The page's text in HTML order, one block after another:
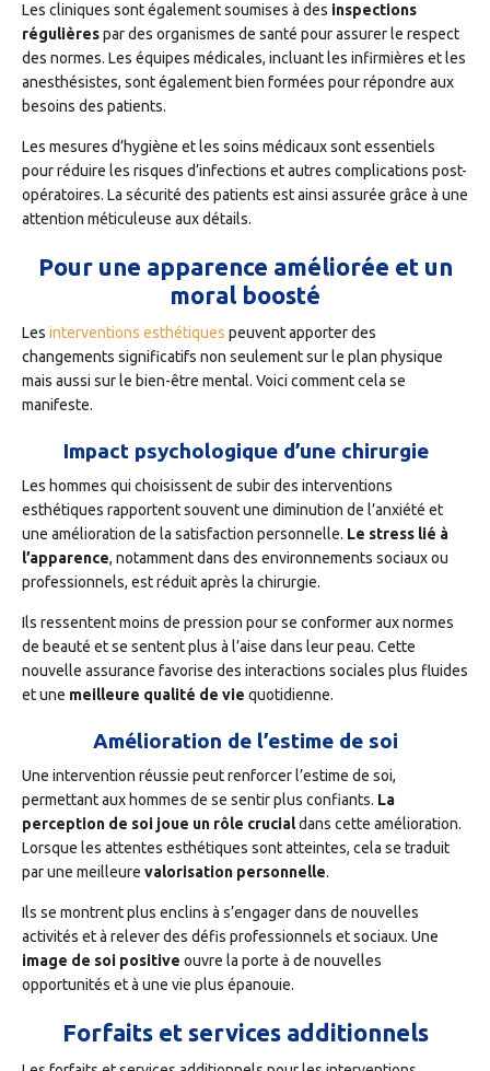
Les cliniques sont également soumises à des inspections
régulièrespar des organismes de santé pour assurer le respect
des normes. Les équipes médicales, incluant les infirmières et les
anesthésistes, sont également bien formées pour répondre aux
besoins des patients.
Les mesures d’hygiène et les soins médicaux sont essentiels
pour réduire les risques d’infections et autres complications post-
opératoires. La sécurité des patients est ainsi assurée grâce à une
attention méticuleuse aux détails.
Pour une apparence améliorée et un
moral boosté
Les interventions esthétiques peuvent apporter des
changements significatifs non seulement sur le plan physique
mais aussi sur le bien-être mental. Voici comment cela se
manifeste.
Impact psychologique d’une chirurgie
Les hommes qui choisissent de subir des interventions
esthétiques rapportent souvent une diminution de l’anxiété et
une amélioration de la satisfaction personnelle. Le stress lié à
l’apparence, notamment dans des environnements sociaux ou
professionnels, est réduit après la chirurgie.
Ils ressentent moins de pression pour se conformer aux normes
de beauté et se sentent plus à l’aise dans leur peau. Cette
nouvelle assurance favorise des interactions sociales plus fluides
et une meilleure qualité de vie quotidienne.
Amélioration de l’estime de soi
Une intervention réussie peut renforcer l’estime de soi,
permettant aux hommes de se sentir plus confiants. La
perception de soi joue un rôle crucialdans cette amélioration.
Lorsque les attentes esthétiques sont atteintes, cela se traduit
par une meilleure valorisation personnelle.
Ils se montrent plus enclins à s’engager dans de nouvelles
activités et à relever des défis professionnels et sociaux. Une
image de soi positive ouvre la porte à de nouvelles
opportunités et à une vie plus épanouie.
Forfaits et services additionnels